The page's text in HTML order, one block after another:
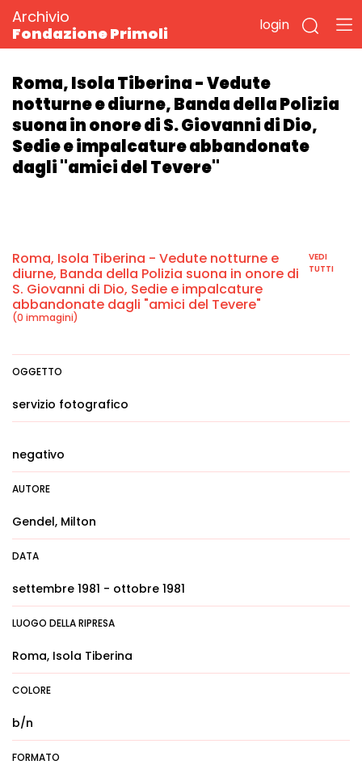
Archivio
Fondazione Primoli
login
Roma, Isola Tiberina - Vedute
notturne e diurne, Banda della Polizia
suona in onore di S. Giovanni di Dio,
Sedie e impalcature abbandonate
dagli "amici del Tevere"
Roma, Isola Tiberina - Vedute notturne e
diurne, Banda della Polizia suona in onore di
S. Giovanni di Dio, Sedie e impalcature
abbandonate dagli "amici del Tevere"
(0 immagini)
VEDI
TUTTI
OGGETTO
servizio fotografico
negativo
AUTORE
Gendel, Milton
DATA
settembre 1981 - ottobre 1981
LUOGO DELLA RIPRESA
Roma, Isola Tiberina
COLORE
b/n
FORMATO